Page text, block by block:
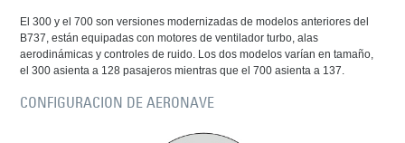
El 300 y el 700 son versiones modernizadas de modelos anteriores del
B737, están equipadas con motores de ventilador turbo, alas
aerodinámicas y controles de ruido. Los dos modelos varían en tamaño,
el 300 asienta a 128 pasajeros mientras que el 700 asienta a 137.
CONFIGURACION DE AERONAVE